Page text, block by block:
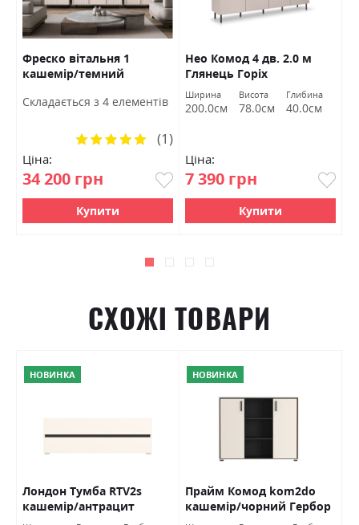
Фреско вітальня 1
кашемір/темний
Cкладається з 4 елементів
Ціна:
34 200 грн
Рейтинг:
(1)
Купити
Нео Комод 4 дв. 2.0 м
Глянець Горіх
макадамія/Супер Мат
Тоффі Міромарк
Ширина
200.0см
Висота
78.0см
Глибина
40.0см
Ціна:
7 390 грн
Купити
СХОЖІ ТОВАРИ
НОВИНКА
Лондон Тумба RTV2s
кашемір/антрацит
Гербор
НОВИНКА
Прайм Комод kom2do
кашемір/чорний Гербор